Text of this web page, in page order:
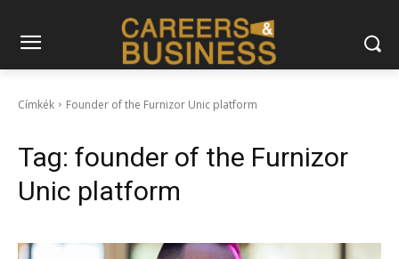
Címkék Founder of the Furnizor Unic platform
Tag: founder of the Furnizor
Unic platform